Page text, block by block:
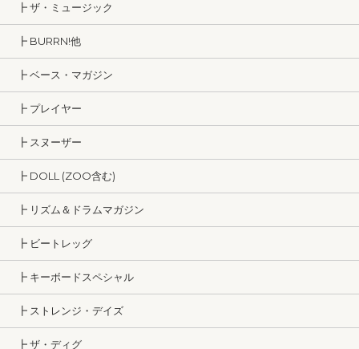
┣ ザ・ミュージック
┣ BURRN!他
┣ ベース・マガジン
┣ プレイヤー
┣ スヌーザー
┣ DOLL (ZOO含む)
┣ リズム＆ドラムマガジン
┣ ビートレッグ
┣ キーボードスペシャル
┣ ストレンジ・デイズ
┣ ザ・ディグ